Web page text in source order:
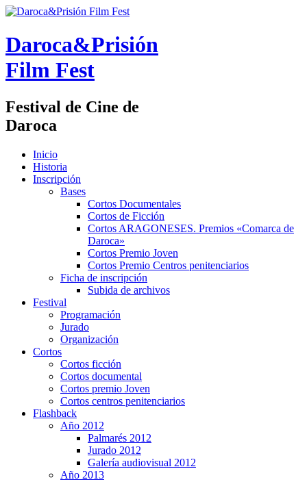
Daroca&Prisión
Film Fest
Festival de Cine de
Daroca
Inicio
Historia
Inscripción
Bases
Cortos Documentales
Cortos de Ficción
Cortos ARAGONESES. Premios «Comarca de
Daroca»
Cortos Premio Joven
Cortos Premio Centros penitenciarios
Ficha de inscripción
Subida de archivos
Festival
Programación
Jurado
Organización
Cortos
Cortos ficción
Cortos documental
Cortos premio Joven
Cortos centros penitenciarios
Flashback
Año 2012
Palmarés 2012
Jurado 2012
Galería audiovisual 2012
Año 2013